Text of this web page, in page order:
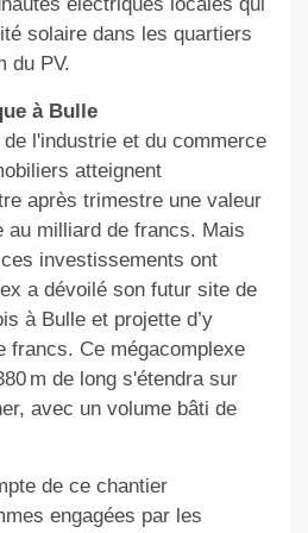
solaire dans les quartiers
du PV.
à Bulle
l'industrie et du commerce
atteignent
après trimestre une valeur
au milliard de francs. Mais
investissements ont
a dévoilé son futur site de
à Bulle et projette d’y
francs. Ce mégacomplexe
m de long s'étendra sur
avec un volume bâti de
de ce chantier
engagées par les